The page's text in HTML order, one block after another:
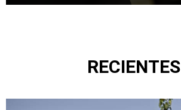
RECIENTES